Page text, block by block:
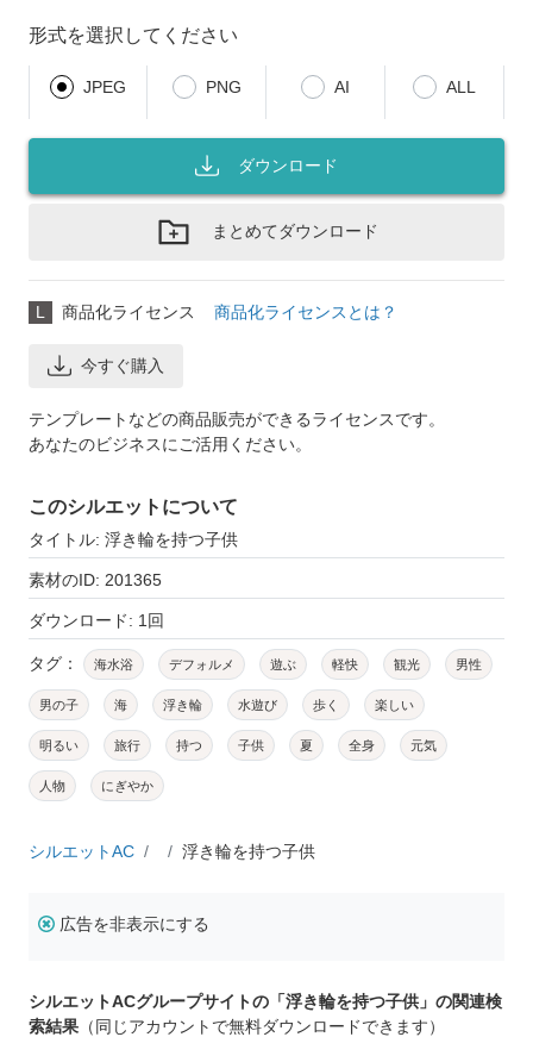
形式を選択してください
JPEG PNG AI ALL
ダウンロード
まとめてダウンロード
L 商品化ライセンス 商品化ライセンスとは？
今すぐ購入
テンプレートなどの商品販売ができるライセンスです。
あなたのビジネスにご活用ください。
このシルエットについて
タイトル: 浮き輪を持つ子供
素材のID: 201365
ダウンロード: 1回
タグ： 海水浴 デフォルメ 遊ぶ 軽快 観光 男性
男の子 海 浮き輪 水遊び 歩く 楽しい
明るい 旅行 持つ 子供 夏 全身 元気
人物 にぎやか
シルエットAC 浮き輪を持つ子供
広告を非表示にする
シルエットACグループサイトの「浮き輪を持つ子供」の関連検
索結果 （同じアカウントで無料ダウンロードできます）